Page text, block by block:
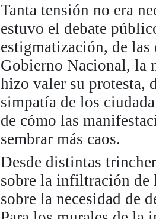
Tanta tensión no era
estuvo el debate
estigmatización, de
Gobierno Nacional, la
hizo valer su protesta,
simpatía de los
de cómo las
sembrar más caos.
Desde distintas
sobre la infiltración de
sobre la necesidad de